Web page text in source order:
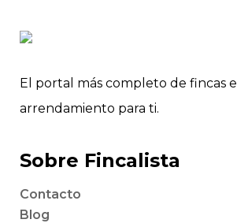
El portal más completo de fincas
arrendamiento para ti.
Sobre Fincalista
Contacto
Blog